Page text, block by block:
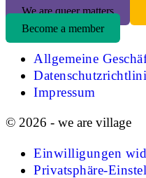
We are queer matters
Become a member
Allgemeine
Impressum
© 2026 - we are village
Einwilligungen
Privatsphäre-